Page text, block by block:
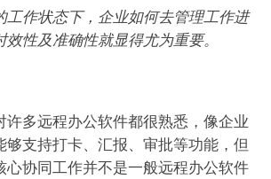
工作状态下，企业如何去管理工作进
性及准确性就显得尤为重要。
许多远程办公软件都很熟悉，像企业
够支持打卡、汇报、审批等功能，但
心协同工作并不是一般远程办公软件